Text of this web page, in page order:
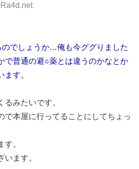
でしょうか…俺も今ググりました
で普通の避○薬とは違うのかなとか
す。
みたいです。
で本屋に行ってることにしてちょっ
す。
ます。